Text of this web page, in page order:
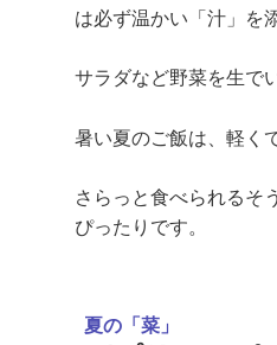
は必ず温かい「汁」を
サラダなど野菜を生で
暑い夏のご飯は、軽く
さらっと食べられるそ
ぴったりです。
夏の「菜」